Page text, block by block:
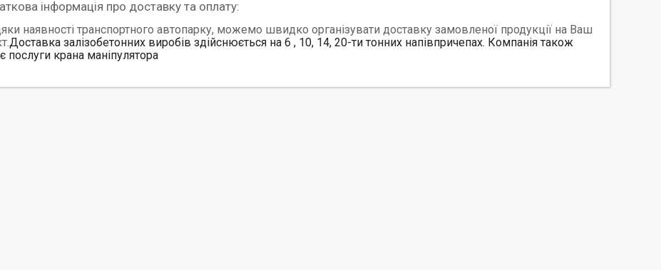
наявності транспортного автопарку, можемо швидко організувати доставку замовленої продукції на Ваш
Доставка залізобетонних виробів здійснюється на 6 , 10, 14, 20-ти тонних напівпричепах. Компанія також
послуги крана маніпулятора